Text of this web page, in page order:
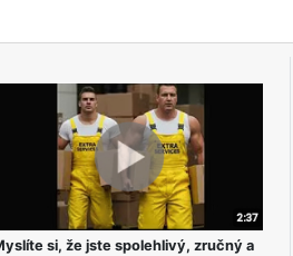
si, že jste spolehlivý, zručný a